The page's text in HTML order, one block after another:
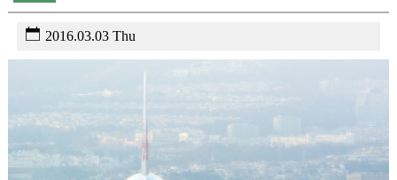
2016.03.03 Thu